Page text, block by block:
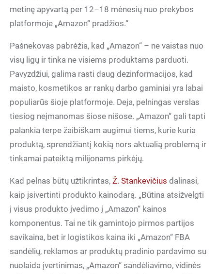
metinę apyvartą per 12–18 mėnesių nuo prekybos
platformoje „Amazon“ pradžios.“
Pašnekovas pabrėžia, kad „Amazon“ – ne vaistas nuo
visų ligų ir tinka ne visiems produktams parduoti.
Pavyzdžiui, galima rasti daug dezinformacijos, kad
maisto, kosmetikos ar rankų darbo gaminiai yra labai
populiarūs šioje platformoje. Deja, pelningas verslas
tiesiog neįmanomas šiose nišose. „Amazon“ gali tapti
palankia terpe žaibiškam augimui tiems, kurie kuria
produktą, sprendžiantį kokią nors aktualią problemą ir
tinkamai pateiktą milijonams pirkėjų.
Kad pelnas būtų užtikrintas, Ž. Stankevičius dalinasi,
kaip įsivertinti produkto kainodarą. „Būtina atsižvelgti
į visus produkto įvedimo į „Amazon“ kainos
komponentus. Tai ne tik gamintojo pirmos partijos
savikaina, bet ir logistikos kaina iki „Amazon“ FBA
sandėlių, reklamos ar produktų pradinio pardavimo su
nuolaida įvertinimas, „Amazon“ sandėliavimo, vidinės